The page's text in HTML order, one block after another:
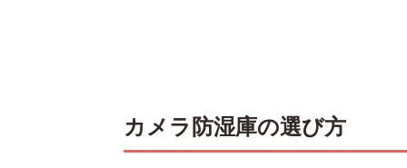
カメラ防湿庫の選び方